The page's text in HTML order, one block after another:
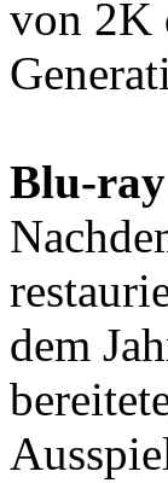
von 2K
Blu-
dem